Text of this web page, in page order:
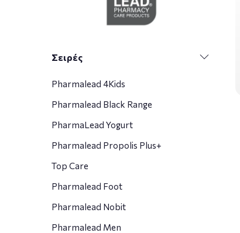
Σειρές
Pharmalead 4Kids
Pharmalead Black Range
PharmaLead Yogurt
Pharmalead Propolis Plus+
Top Care
Pharmalead Foot
Pharmalead Nobit
Pharmalead Men